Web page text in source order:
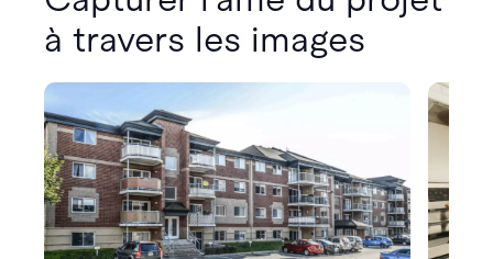
à travers les images